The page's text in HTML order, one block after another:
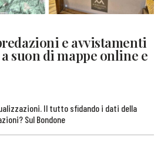
e avvistamenti
suon di mappe online e
Il tutto sfidando i dati della
Sul Bondone